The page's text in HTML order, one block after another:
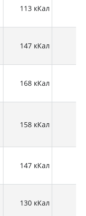
113 кКал
147 кКал
168 кКал
158 кКал
147 кКал
130 кКал